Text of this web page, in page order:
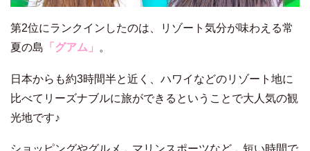
第2位にランクインしたのは、リゾート気分が味わえる常
夏の島 「グアム」 。
日本からも約3時間半と近く、ハワイなどのリゾート地に
比べてリーズナブルに旅ができるということで大人気の観
光地です♪